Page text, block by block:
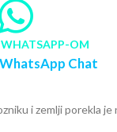
WHATSAPP-OM
Chat
i zemlji porekla